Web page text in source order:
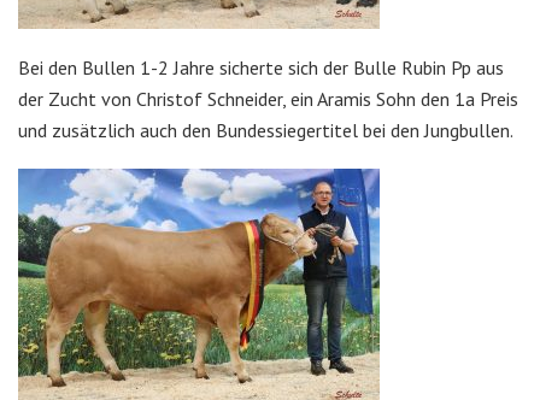
Bei den Bullen 1-2 Jahre sicherte sich der Bulle Rubin Pp aus
der Zucht von Christof Schneider, ein Aramis Sohn den 1a Preis
und zusätzlich auch den Bundessiegertitel bei den Jungbullen.